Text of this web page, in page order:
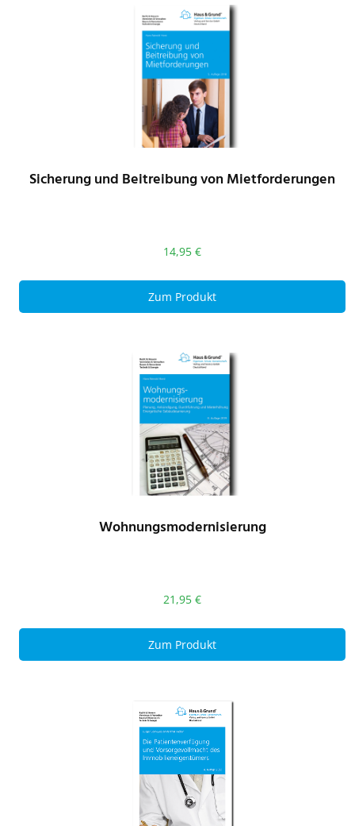
Sicherung und Beitreibung von Mietforderungen
14,95 €
Zum Produkt
Wohnungsmodernisierung
21,95 €
Zum Produkt